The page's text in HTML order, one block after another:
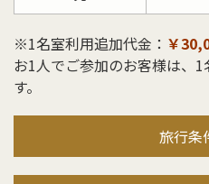
※1名室利用追加代金： ￥
お1人でご参加のお客様は、
す。
旅行条